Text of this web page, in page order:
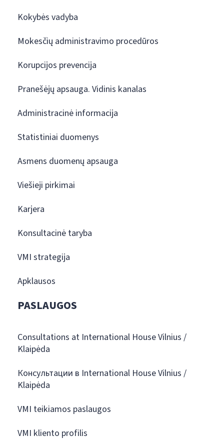
Kokybės vadyba
Mokesčių administravimo procedūros
Korupcijos prevencija
Pranešėjų apsauga. Vidinis kanalas
Administracinė informacija
Statistiniai duomenys
Asmens duomenų apsauga
Viešieji pirkimai
Karjera
Konsultacinė taryba
VMI strategija
Apklausos
PASLAUGOS
Consultations at International House Vilnius /
Klaipėda
Консультации в International House Vilnius /
Klaipėda
VMI teikiamos paslaugos
VMI kliento profilis